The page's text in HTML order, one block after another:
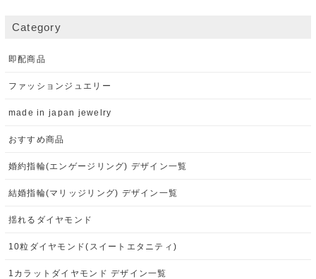
Category
即配商品
ファッションジュエリー
made in japan jewelry
おすすめ商品
婚約指輪(エンゲージリング) デザイン一覧
結婚指輪(マリッジリング) デザイン一覧
揺れるダイヤモンド
10粒ダイヤモンド(スイートエタニティ)
1カラットダイヤモンド デザイン一覧